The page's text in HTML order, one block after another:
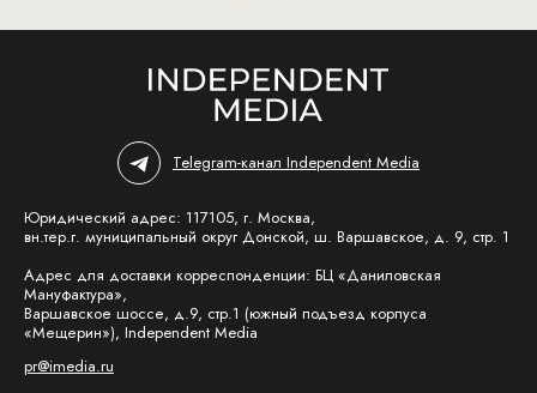
Telegram-канал Independent Media
Юридический адрес: 117105, г. Москва,
вн.тер.г. муниципальный округ Донской, ш. Варшавское, д. 9, стр. 1
Адрес для доставки корреспонденции: БЦ «Даниловская
Мануфактура»,
Варшавское шоссе, д.9, стр.1 (южный подъезд корпуса
«Мещерин»), Independent Media
pr@imedia.ru